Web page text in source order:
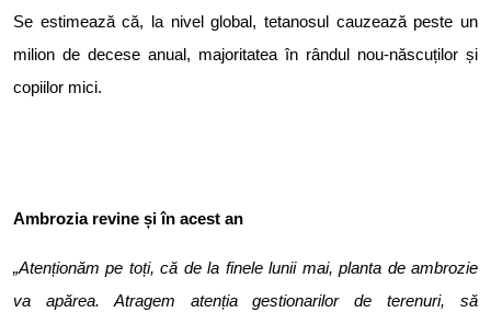
Se estimează că, la nivel global, tetanosul cauzează peste un
milion de decese anual, majoritatea în rândul nou-născuților și
copiilor mici.
Ambrozia revine și în acest an
„Atenționăm pe toți, că de la finele lunii mai, planta de ambrozie
va apărea. Atragem atenția gestionarilor de terenuri, să